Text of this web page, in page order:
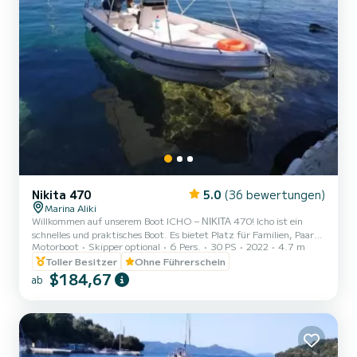
Nikita 470 5.0 (36 bewertungen)
Marina Aliki
Willkommen auf unserem Boot ICHO – ΝΙΚΙΤΑ 470! Icho ist ein
schnelles und praktisches Boot. Es bietet Platz für Familien, Paare
und Freunde. Sie haben die Möglichkeit, alle schönen und
versteckten Strände rund um Paros zu sehen. Wir freuen uns, Sie
auf unserem Boot begrüßen zu dürfen!
Motorboot Skipper optional 6 Pers. 30 PS 2022
4.7 m
Toller Besitzer
Ohne Führerschein
ab $184,67